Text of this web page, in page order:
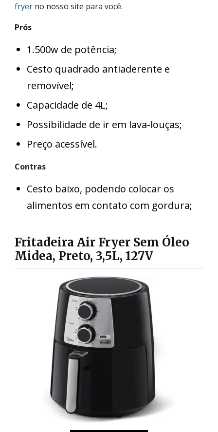
fryer no nosso site para você.
Prós
1.500w de potência;
Cesto quadrado antiaderente e
removível;
Capacidade de 4L;
Possibilidade de ir em lava-louças;
Preço acessível.
Contras
Cesto baixo, podendo colocar os
alimentos em contato com gordura;
Fritadeira Air Fryer Sem Óleo
Midea, Preto, 3,5L, 127V